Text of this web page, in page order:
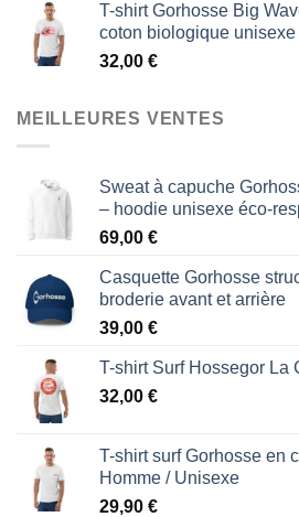
T-shirt Gorhosse Big
coton biologique unisexe
32,00 €
MEILLEURES VENTES
Sweat à capuche
– hoodie unisexe éco-
69,00 €
Casquette Gorhosse
broderie avant et arrière
39,00 €
T-shirt Surf Hossegor La
32,00 €
T-shirt surf Gorhosse en
Homme / Unisexe
29,90 €